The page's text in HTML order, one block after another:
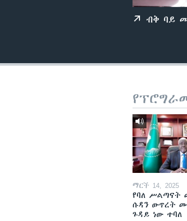
ብቅ ባይ
ማርች 14, 2025
የባለ ሥልጣናት
ሱዳን ውጥረት
ጉዳይ ነው ተባለ